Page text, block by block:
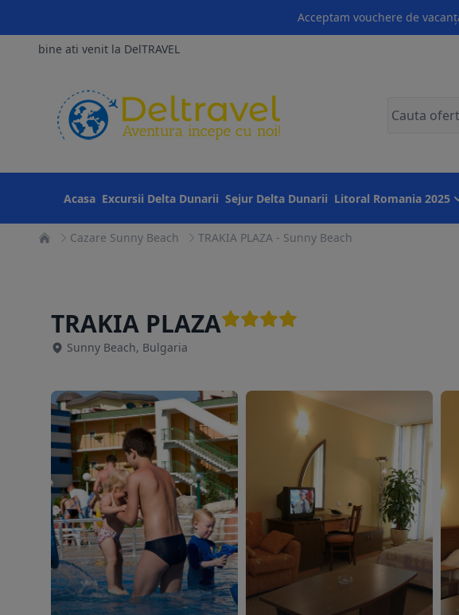
Acceptam vouchere de
bine ati venit la DelTRAVEL
Acasa Excursii Delta Dunarii Sejur Delta Dunarii Litoral Romania 2025
Cazare Sunny Beach TRAKIA PLAZA - Sunny Beach
TRAKIA PLAZA
Sunny Beach, Bulgaria